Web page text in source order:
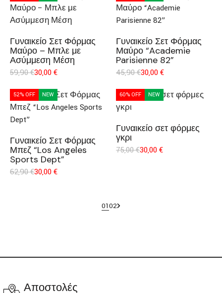
Γυναικείο Σετ Φόρμας
Μαύρο – Μπλε με
Ασύμμεση Μέση
59,90€30,00€
Γυναικείο Σετ Φόρμας
Μαύρο “Academie
Parisienne 82”
45,90€30,00€
52% OFF NEW
Γυναικείο Σετ Φόρμας
Μπεζ “Los Angeles
Sports Dept”
62,90€30,00€
60% OFF NEW
Γυναικείο σετ φόρμες
γκρι
75,00€30,00€
1 2
Αποστολές